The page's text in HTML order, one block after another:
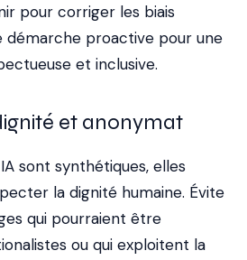
pour corriger les biais
démarche proactive pour une
et inclusive.
et anonymat
sont synthétiques, elles
la dignité humaine. Évite
qui pourraient être
ou qui exploitent la